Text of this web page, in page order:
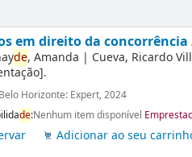
em direito da concorrência
de, Amanda | Cueva, Ricardo
.
Belo Horizonte: Expert, 2024
de:Nenhum item disponível
Adicionar ao seu